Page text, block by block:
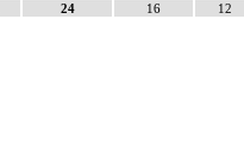
24 16 12